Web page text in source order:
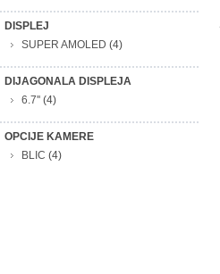
DISPLEJ
SUPER AMOLED (4)
DIJAGONALA DISPLEJA
6.7'' (4)
OPCIJE KAMERE
BLIC (4)